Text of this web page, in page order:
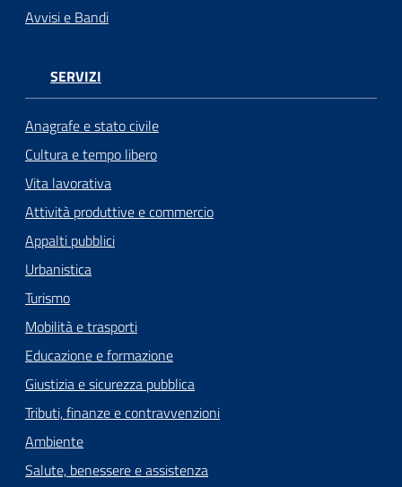
Avvisi e Bandi
SERVIZI
Anagrafe e stato civile
Cultura e tempo libero
Vita lavorativa
Attività produttive e commercio
Appalti pubblici
Urbanistica
Turismo
Mobilità e trasporti
Educazione e formazione
Giustizia e sicurezza pubblica
Tributi, finanze e contravvenzioni
Ambiente
Salute, benessere e assistenza